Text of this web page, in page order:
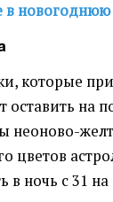
в
которые
оставить на
неоново-
цветов
в ночь с 31 на